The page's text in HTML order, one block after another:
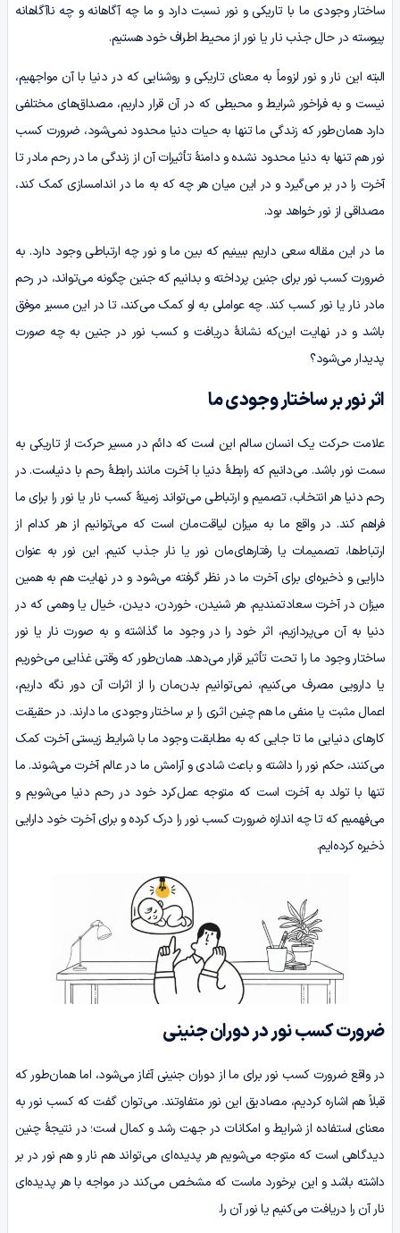
ساختار وجودی ما با تاریکی و نور نسبت دارد و ما چه آگاهانه و چه ناآگاهانه
پیوسته در حال جذب نار یا نور از محیط اطراف خود هستیم.
البته این نار و نور لزوماً به معنای تاریکی و روشنایی که در دنیا با آن مواجهیم،
نیست و به فراخور شرایط و محیطی که در آن قرار داریم، مصداق‌های مختلفی
دارد همان‌طور که زندگی ما تنها به حیات دنیا محدود نمی‌شود، ضرورت کسب
نور هم تنها به دنیا محدود نشده و دامنۀ تأثیرات آن از زندگی ما در رحم مادر تا
آخرت را در بر می‌گیرد و در این میان هر چه که به ما در اندامسازی کمک کند،
مصداقی از نور خواهد بود.
ما در این مقاله سعی داریم ببینیم که بین ما و نور چه ارتباطی وجود دارد. به
ضرورت کسب نور برای جنین پرداخته و بدانیم که جنین چگونه می‌تواند، در رحم
مادر نار یا نور کسب کند. چه عواملی به او کمک می‌کند، تا در این مسیر موفق
باشد و در نهایت این‌که نشانۀ دریافت و کسب نور در جنین به چه صورت
پدیدار می‌شود؟
اثر نور بر ساختار وجودی ما
علامت حرکت یک انسان سالم این است که دائم در مسیر حرکت از تاریکی به
سمت نور باشد. می‌دانیم که رابطۀ دنیا با آخرت مانند رابطۀ رحم با دنیاست. در
رحم دنیا هر انتخاب، تصمیم و ارتباطی می‌تواند زمینۀ کسب نار یا نور را برای ما
فراهم کند. در واقع ما به میزان لیاقت‌مان است که می‌توانیم از هر کدام از
ارتباط‌ها، تصمیمات یا رفتارهای‌مان نور یا نار جذب کنیم. این نور به عنوان
دارایی و ذخیره‌ای برای آخرت ما در نظر گرفته می‌شود و در نهایت هم به همین
میزان در آخرت سعادتمندیم. هر شنیدن، خوردن، دیدن، خیال یا وهمی که در
دنیا به آن می‌پردازیم، اثر خود را در وجود ما گذاشته و به صورت نار یا نور
ساختار وجود ما را تحت تأثیر قرار می‌دهد. همان‌طور که وقتی غذایی می‌خوریم
یا دارویی مصرف می‌کنیم، نمی‌توانیم بدن‌مان را از اثرات آن دور نگه داریم،
اعمال مثبت یا منفی ما هم چنین اثری را بر ساختار وجودی ما دارند. در حقیقت
کارهای دنیایی ما تا جایی که به مطابقت وجود ما با شرایط زیستی آخرت کمک
می‌کنند، حکم نور را داشته و باعث شادی و آرامش ما در عالم آخرت می‌شوند. ما
تنها با تولد به آخرت است که متوجه عمل‌کرد خود در رحم دنیا می‌‌شویم و
می‌فهمیم که تا چه اندازه ضرورت کسب نور را درک کرده و برای آخرت خود دارایی
ذخیره کرده‌ایم.
ضرورت کسب نور در دوران جنینی
در واقع ضرورت کسب نور برای ما از دوران جنینی آغاز می‌شود، اما همان‌طور که
قبلاً هم اشاره کردیم، مصادیق این نور متفاوتند. می‌توان گفت که کسب نور به
معنای استفاده از شرایط و امکانات در جهت رشد و کمال است؛ در نتیجۀ چنین
دیدگاهی است که متوجه می‌شویم هر پدیده‌ای می‌تواند هم نار و هم نور در بر
داشته باشد و این برخورد ماست که مشخص می‌کند در مواجه با هر پدیده‌ای
نار آن را دریافت می‌کنیم یا نور آن را.